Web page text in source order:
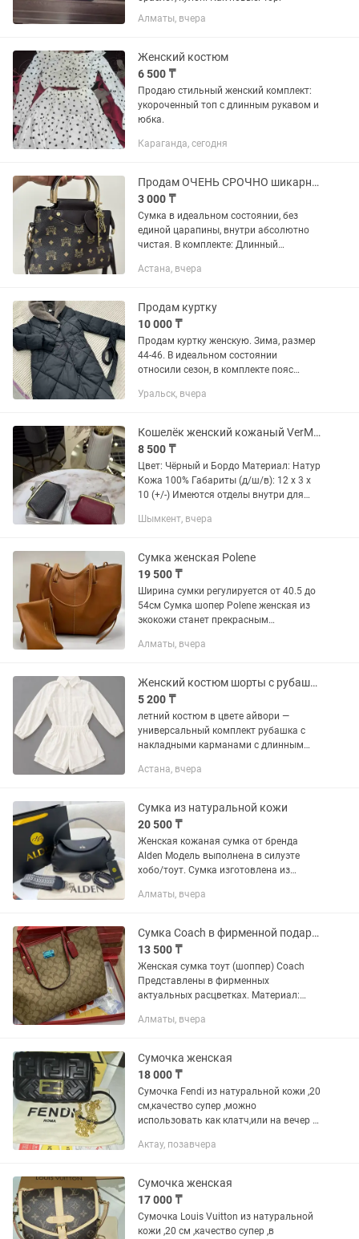
Алматы, вчера
Женский костюм
6 500 ₸
Продаю стильный женский комплект:
укороченный топ с длинным рукавом и
юбка.
Караганда, сегодня
Продам ОЧЕНЬ СРОЧНО шикарную женскую сумку
3 000 ₸
Сумка в идеальном состоянии, без
единой царапины, внутри абсолютно
чистая. В комплекте: Длинный
Астана, вчера
Продам куртку
10 000 ₸
Продам куртку женскую. Зима, размер
44-46. В идеальном состоянии
относили сезон, в комплекте пояс
большой объемный капюшон
Уральск, вчера
Кошелёк женский кожаный VerMari новый в коробке с пыльником Бренд
8 500 ₸
Цвет: Чёрный и Бордо Материал: Натур
Кожа 100% Габариты (д/ш/в): 12 х 3 х
10 (+/-) Имеются отделы внутри для
монет. В комплекте фирменная
Шымкент, вчера
Сумка женская Polene
19 500 ₸
Ширина сумки регулируется от 40.5 до
54см Сумка шопер Polene женская из
экокожи станет прекрасным
без коробки, в комплекте кошелек и
Алматы, вчера
Женский костюм шорты с рубашкой, цвет айвори, размер 44
5 200 ₸
летний костюм в цвете айвори —
универсальный комплект рубашка с
накладными карманами с длинным
мягкой резинке. Цвет: айвори Размер:
Астана, вчера
Сумка из натуральной кожи
20 500 ₸
Женская кожаная сумка от бренда
Alden Модель выполнена в силуэте
хобо/тоут. Сумка изготовлена из
крупнозернистой фактурой.
Фурнитура...
Алматы, вчера
Сумка Coach в фирменной подарочной коробке
13 500 ₸
Женская сумка тоут (шоппер) Coach
Представлены в фирменных
актуальных расцветках. Материал:
покрытием монограммой дополнение
Размеры: 32 см -...
Алматы, вчера
Сумочка женская
18 000 ₸
Сумочка Fendi из натуральной кожи ,20
см,качество супер ,можно
использовать как клатч,или на вечер с
имеется ,фурнитура в
пыльник,магнитная...
Актау, позавчера
Сумочка женская
17 000 ₸
Сумочка Louis Vuitton из натуральной
кожи ,20 см ,качество супер ,в